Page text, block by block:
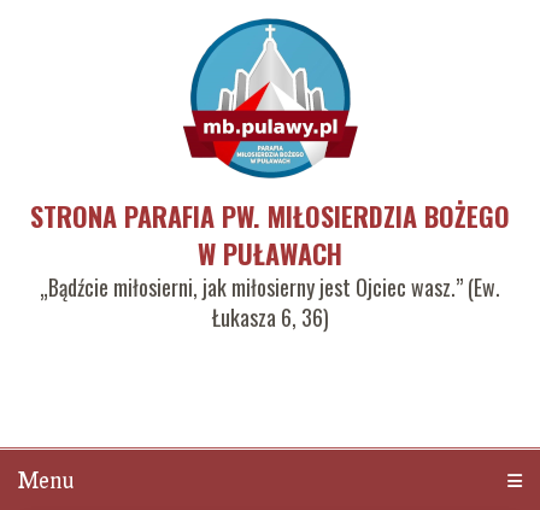
STRONA PARAFIA PW. MIŁOSIERDZIA BOŻEGO
W PUŁAWACH
„Bądźcie miłosierni, jak miłosierny jest Ojciec wasz.” (Ew.
Łukasza 6, 36)
Menu